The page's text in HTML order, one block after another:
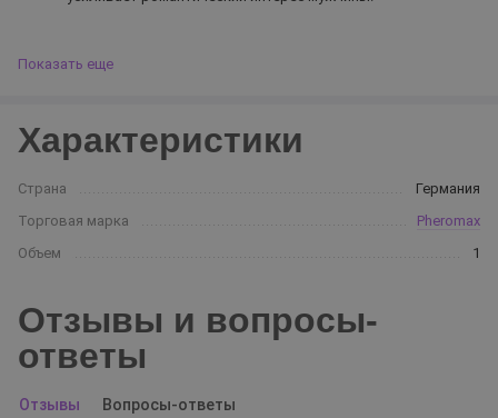
Показать еще
Характеристики
Страна
Германия
Торговая марка
Pheromax
Объем
1
Отзывы и вопросы-
ответы
Отзывы Вопросы-ответы